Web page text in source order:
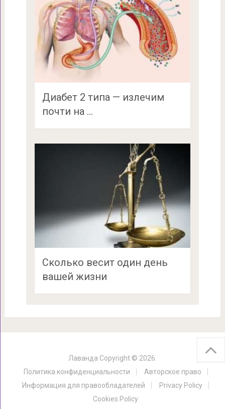
Диабет 2 типа — излечим
почти на …
Сколько весит один день
вашей жизни
Лаванда Copyright © 2026.
Политика конфиденциальности
Авторское право
Информация для правообладателей
Privacy Policy
Cookies Policy